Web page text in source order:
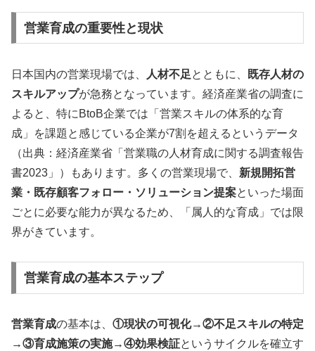
営業育成の重要性と現状
日本国内の営業現場では、 人材不足 とともに、
既存人材の
スキルアップが急務となっています。経済産業省の調査に
よると、特にBtoB企業では「営業スキルの体系的な育
成」を課題と感じている企業が7割を超えるというデータ
（出典：経済産業省「営業職の人材育成に関する調査報告
書2023」）もあります。多くの営業現場で、 新規開拓営
業・既存顧客フォロー・ソリューション提案といった場面
ごとに必要な能力が異なるため、「属人的な育成」では限
界がきています。
営業育成の基本ステップ
営業育成の基本は、 ①現状の可視化→②不足スキルの特定
→③育成施策の実施→④効果検証というサイクルを確立す